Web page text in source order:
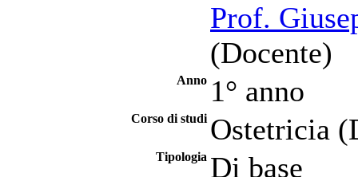
Prof.
(Docente)
Anno 1° anno
Corso di studi Ostetricia
Tipologia Di base